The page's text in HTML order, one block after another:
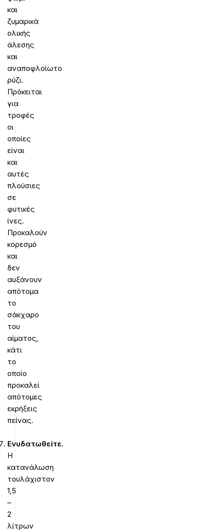
και
ζυμαρικά
ολικής
άλεσης
και
αναποφλοίωτο
ρύζι.
Πρόκειται
για
τροφές
οι
οποίες
είναι
και
αυτές
πλούσιες
σε
φυτικές
ίνες.
Προκαλούν
κορεσμό
και
δεν
αυξάνουν
απότομα
το
σάκχαρο
του
αίματος,
κάτι
το
οποίο
προκαλεί
απότομες
εκρήξεις
πείνας.
Ενυδατωθείτε.
Η
κατανάλωση
τουλάχιστον
1,5
–
2
λίτρων